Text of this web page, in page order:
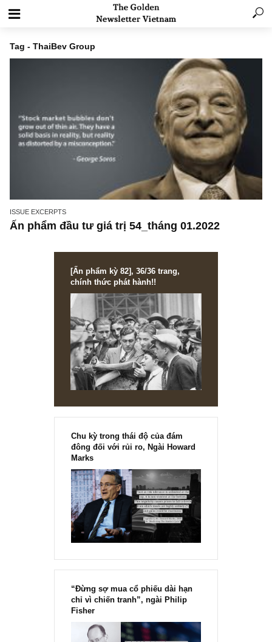
Tag - ThaiBev Group
Ấn phẩm đầu tư giá trị 54_tháng 01.2022
[Ấn phẩm kỳ 82], 36/36 trang,
chính thức phát hành!!
Chu kỳ trong thái độ của đám
đông đối với rủi ro, Ngài Howard
Marks